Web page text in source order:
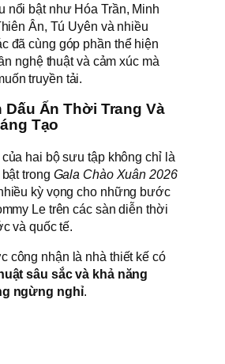
nổi bật như Hóa Trần, Minh
Ân, Tú Uyên và nhiều
đã cùng góp phần thể hiện
nghệ thuật và cảm xúc mà
truyền tải.
Ấn Thời Trang Và
Tạo
hai bộ sưu tập không chỉ là
trong Gala Chào Xuân 2026
kỳ vọng cho những bước
Le trên các sàn diễn thời
và quốc tế.
công nhận là nhà thiết kế có
sâu sắc và khả năng
ngừng nghỉ.